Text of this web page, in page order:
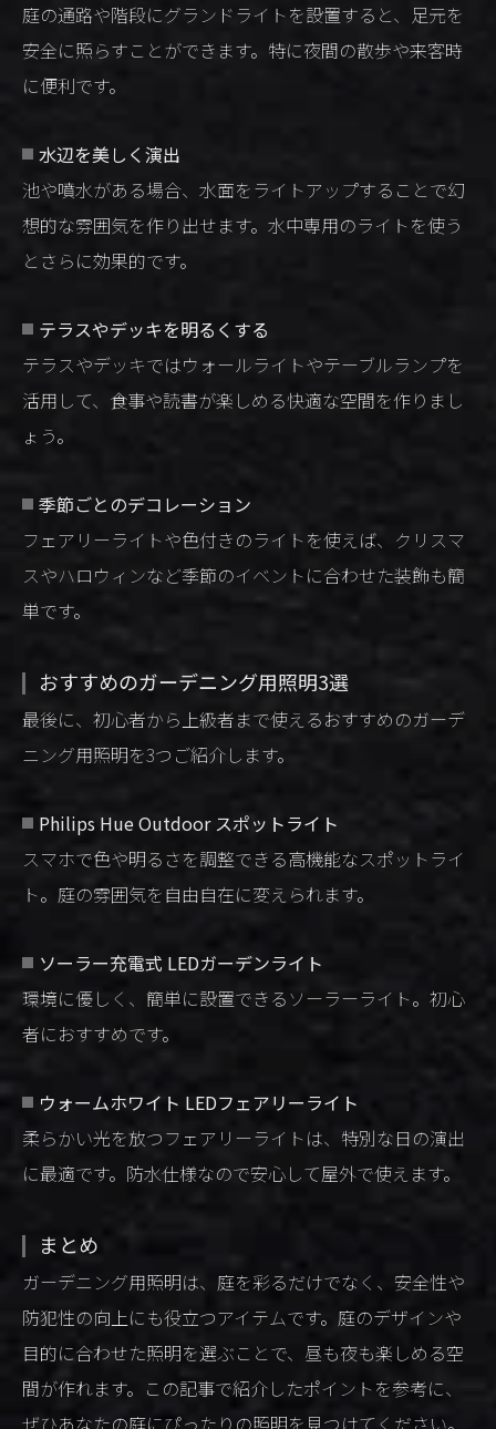
庭の通路や階段にグランドライトを設置すると、足元を
安全に照らすことができます。特に夜間の散歩や来客時
に便利です。
水辺を美しく演出
池や噴水がある場合、水面をライトアップすることで幻
想的な雰囲気を作り出せます。水中専用のライトを使う
とさらに効果的です。
テラスやデッキを明るくする
テラスやデッキではウォールライトやテーブルランプを
活用して、食事や読書が楽しめる快適な空間を作りまし
ょう。
季節ごとのデコレーション
フェアリーライトや色付きのライトを使えば、クリスマ
スやハロウィンなど季節のイベントに合わせた装飾も簡
単です。
おすすめのガーデニング用照明3選
最後に、初心者から上級者まで使えるおすすめのガーデ
ニング用照明を3つご紹介します。
Philips Hue Outdoor スポットライト
スマホで色や明るさを調整できる高機能なスポットライ
ト。庭の雰囲気を自由自在に変えられます。
ソーラー充電式 LEDガーデンライト
環境に優しく、簡単に設置できるソーラーライト。初心
者におすすめです。
ウォームホワイト LEDフェアリーライト
柔らかい光を放つフェアリーライトは、特別な日の演出
に最適です。防水仕様なので安心して屋外で使えます。
まとめ
ガーデニング用照明は、庭を彩るだけでなく、安全性や
防犯性の向上にも役立つアイテムです。庭のデザインや
目的に合わせた照明を選ぶことで、昼も夜も楽しめる空
間が作れます。この記事で紹介したポイントを参考に、
ぜひあなたの庭にぴったりの照明を見つけてください。